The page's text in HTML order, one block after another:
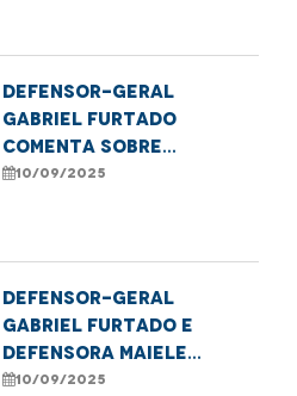
Carreta Maradefs no
Defensor-geral
Gabriel Furtado
comenta sobre
parceria da Defensoria
10/09/2025
Defensor-geral
Gabriel Furtado e
defensora Maiele
Morais destacam
10/09/2025